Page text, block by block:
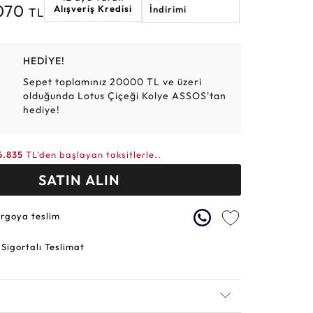
Elmas Bilezikler
Altın Tesbihler
Altın Hasır Setler
Violet
TL
Alışveriş Kredisi
İndirimi
HEDİYE!
Sepet toplamınız 20000 TL ve üzeri
olduğunda Lotus Çiçeği Kolye ASSOS'tan
hediye!
TL'den başlayan taksitlerle..
SATIN ALIN
teslim
Teslimat